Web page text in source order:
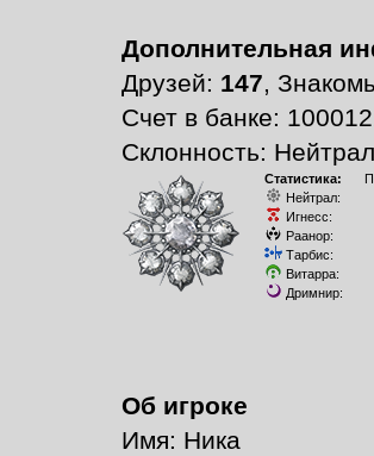
Дополнительная
Друзей: 147,
Счет в банке:
Склонность: Нейтрал
Статистика:
Нейтрал:
Игнесс:
Раанор:
Тарбис:
Витарра:
Дримнир:
Об игроке
Имя: Ника